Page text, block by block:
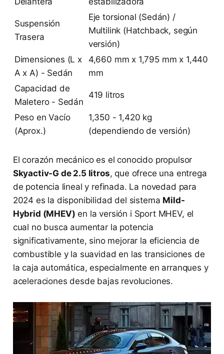
Suspensión
Trasera
Eje torsional (Sedán) /
Multilink (Hatchback, según
versión)
Dimensiones (L x
A x A) - Sedán
4,660 mm x 1,795 mm x 1,440
mm
Capacidad de
Maletero - Sedán
419 litros
Peso en Vacío
(Aprox.)
1,350 - 1,420 kg
(dependiendo de versión)
El corazón mecánico es el conocido propulsor
Skyactiv-G de 2.5 litros, que ofrece una entrega
de potencia lineal y refinada. La novedad para
2024 es la disponibilidad del sistema Mild-
Hybrid (MHEV) en la versión i Sport MHEV, el
cual no busca aumentar la potencia
significativamente, sino mejorar la eficiencia de
combustible y la suavidad en las transiciones de
la caja automática, especialmente en arranques y
aceleraciones desde bajas revoluciones.